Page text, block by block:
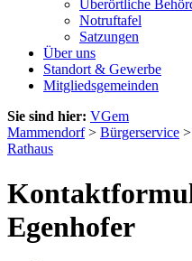
Überörtliche
Notruftafel
Satzungen
Über uns
Standort & Gewerbe
Mitgliedsgemeinden
Sie sind hier: VGem
Mammendorf> Bürgerservice >
Rathaus
Egenhofer